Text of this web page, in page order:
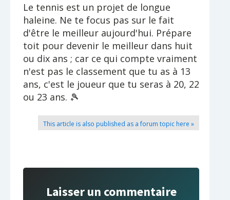
Le tennis est un projet de longue
haleine. Ne te focus pas sur le fait
d'être le meilleur aujourd'hui. Prépare
toit pour devenir le meilleur dans huit
ou dix ans ; car ce qui compte vraiment
n'est pas le classement que tu as à 13
ans, c'est le joueur que tu seras à 20, 22
ou 23 ans. 🎾
This article is also published as a forum topic here »
Laisser un commentaire